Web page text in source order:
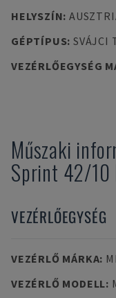
HELYSZÍN:
GÉPTÍPUS: SVÁJCI
VEZÉRLŐEGYSÉG
Műszaki
Sprint 42/10
VEZÉRLŐEGYSÉG
VEZÉRLŐ MÁRKA:
VEZÉRLŐ MODELL: